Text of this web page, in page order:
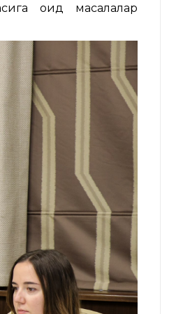
оид масалалар